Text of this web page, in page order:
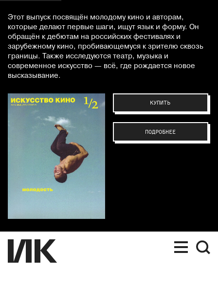
Этот выпуск посвящён молодому кино и авторам,
которые делают первые шаги, ищут язык и форму. Он
обращён к дебютам на российских фестивалях и
зарубежному кино, пробивающемуся к зрителю сквозь
границы. Также исследуются театр, музыка и
современное искусство — всё, где рождается новое
высказывание.
КУПИТЬ
ПОДРОБНЕЕ